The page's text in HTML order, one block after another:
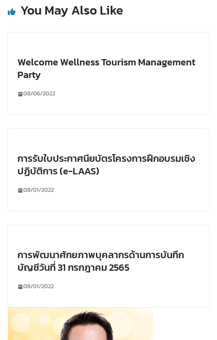
You May Also Like
Welcome Wellness Tourism Management
Party
08/06/2022
การรับใบประกาศนียบัตรโครงการฝึกอบรมเชิง
ปฏิบัติการ (e-LAAS)
08/01/2022
การพัฒนาศักยภาพบุคลากรด้านการบันทึก
บัญชีวันที่ 31 กรกฎาคม 2565
08/01/2022